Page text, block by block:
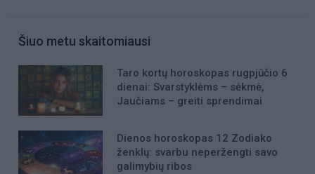
Šiuo metu skaitomiausi
Taro kortų horoskopas rugpjūčio 6
dienai: Svarstyklėms – sėkmė,
Jaučiams – greiti sprendimai
Dienos horoskopas 12 Zodiako
ženklų: svarbu neperžengti savo
galimybių ribos